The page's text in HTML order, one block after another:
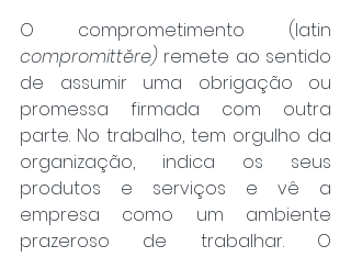
compromittĕre) remete ao sentido
de assumir uma obrigação ou
promessa firmada com outra
parte. No trabalho, tem orgulho da
organização, indica os seus
produtos e serviços e vê a
empresa como um ambiente
prazeroso de trabalhar. O